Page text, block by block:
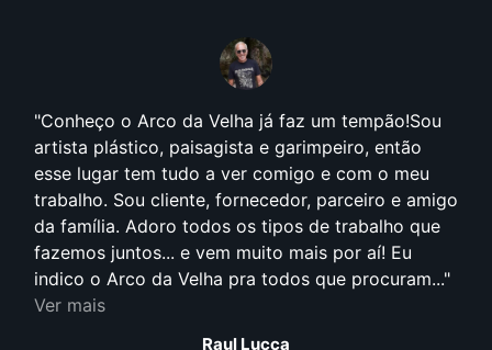
Conheço o Arco da Velha já faz um tempão!Sou
artista plástico, paisagista e garimpeiro, então
esse lugar tem tudo a ver comigo e com o meu
trabalho. Sou cliente, fornecedor, parceiro e amigo
da família. Adoro todos os tipos de trabalho que
fazemos juntos... e vem muito mais por aí! Eu
indico o Arco da Velha pra todos que procuram...
Ver mais
Raul Lucca